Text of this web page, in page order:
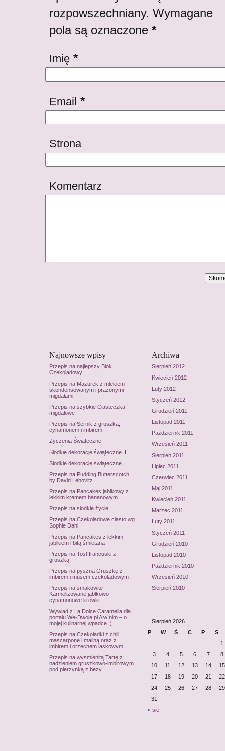
rozpowszechniany. Wymagane
pola są oznaczone *
Imię *
Email *
Strona
Komentarz
Najnowsze wpisy
Przepis na najlepszy Blok
Czekoladowy
Przepis na Mazurek z mlekiem
skondensowanym i prażonymi
migdałami
Przepis na szybkie Ciasteczka
migdałowe
Przepis na Sernik z gruszką,
cynamonem i imbirem
Życzenia Świąteczne!
Słodkie dekoracje świąteczne II
Słodkie dekoracje świąteczne
Przepis na Pudding Butterscotch
by David Lebovitz
Przepis na Pancakes jabłkowy z
lekkim kremem bananowym
Przepis na słodkie życie……
Przepis na Czekoladowe ciasto wg
Sophie Dahl
Przepis na Pancakes z lekkim
jabłkiem i bitą śmietaną
Przepis na Tost francuski z
gruszką
Przepis na pyszną Gruszkę z
imbirem i musem czekoladowym
Przepis na smakowite
Karmelizowane jabłkowo –
cynamonowe krówki
Wywiad z La Dolce Caramella dla
portalu We-Dwoje.pl A w nim – o
mojej kulinarnej wpadce ;)
Przepis na Czekoladki z chili,
mascarpone i maliną oraz z
imbirem i orzechem laskowym
Przepis na wyśmienitą Tartę z
nadzieniem gruszkowo-imbirowym
pod pierzynką z bezy
Archiwa
Sierpień 2012
Kwiecień 2012
Luty 2012
Styczeń 2012
Grudzień 2011
Listopad 2011
Październik 2011
Wrzesień 2011
Sierpień 2011
Lipiec 2011
Czerwiec 2011
Maj 2011
Kwiecień 2011
Marzec 2011
Luty 2011
Styczeń 2011
Grudzień 2010
Listopad 2010
Październik 2010
Wrzesień 2010
Sierpień 2010
Sierpień 2026
P
W Ś C P S
« sie
1
3
4 5 6 7
8
10
11 12 13 14
15
17
18 19 20 21
22
24
25 26 27 28
29
31